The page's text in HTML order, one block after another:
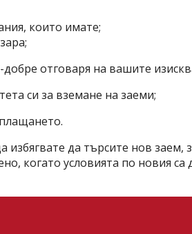
които имате;
отговаря на вашите
си за вземане на заеми;
избягвате да търсите нов
когато условията по новия